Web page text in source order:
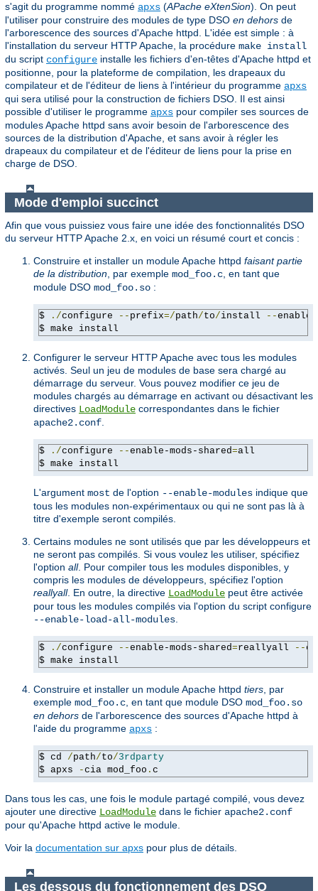
s'agit du programme nommé apxs (APache eXtenSion). On peut
l'utiliser pour construire des modules de type DSO en dehors de
l'arborescence des sources d'Apache httpd. L'idée est simple : à
l'installation du serveur HTTP Apache, la procédure make install
du script configure installe les fichiers d'en-têtes d'Apache httpd et
positionne, pour la plateforme de compilation, les drapeaux du
compilateur et de l'éditeur de liens à l'intérieur du programme apxs
qui sera utilisé pour la construction de fichiers DSO. Il est ainsi
possible d'utiliser le programme apxs pour compiler ses sources de
modules Apache httpd sans avoir besoin de l'arborescence des
sources de la distribution d'Apache, et sans avoir à régler les
drapeaux du compilateur et de l'éditeur de liens pour la prise en
charge de DSO.
Mode d'emploi succinct
Afin que vous puissiez vous faire une idée des fonctionnalités DSO
du serveur HTTP Apache 2.x, en voici un résumé court et concis :
Construire et installer un module Apache httpd faisant partie
de la distribution, par exemple mod_foo.c, en tant que
module DSO mod_foo.so :
$ ./configure -- prefix=/path/to/install --
$ make install
Configurer le serveur HTTP Apache avec tous les modules
activés. Seul un jeu de modules de base sera chargé au
démarrage du serveur. Vous pouvez modifier ce jeu de
modules chargés au démarrage en activant ou désactivant les
directives LoadModule correspondantes dans le fichier
apache2.conf.
$ ./configure --enable-mods-shared=all
$ make install
L'argument most de l'option --enable-modules indique que
tous les modules non-expérimentaux ou qui ne sont pas là à
titre d'exemple seront compilés.
Certains modules ne sont utilisés que par les développeurs et
ne seront pas compilés. Si vous voulez les utiliser, spécifiez
l'option all. Pour compiler tous les modules disponibles, y
compris les modules de développeurs, spécifiez l'option
reallyall. En outre, la directive LoadModule peut être activée
pour tous les modules compilés via l'option du script configure
--enable-load-all-modules.
$ ./configure --enable-mods-shared=reallyall --
$ make install
Construire et installer un module Apache httpd tiers, par
exemple mod_foo.c, en tant que module DSO mod_foo.so
en dehors de l'arborescence des sources d'Apache httpd à
l'aide du programme apxs :
$ cd /path/to/3rdparty
$ apxs
-cia mod_foo . c
Dans tous les cas, une fois le module partagé compilé, vous devez
ajouter une directive LoadModule dans le fichier apache2.conf
pour qu'Apache httpd active le module.
Voir la documentation sur apxs pour plus de détails.
Les dessous du fonctionnement des DSO